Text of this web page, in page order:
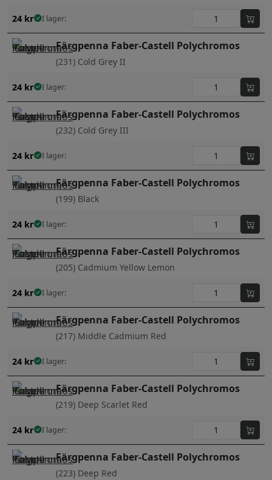
24 kr I lager:
Färgpenna Faber-Castell Polychromos
(231) Cold Grey II
24 kr I lager:
Färgpenna Faber-Castell Polychromos
(232) Cold Grey III
24 kr I lager:
Färgpenna Faber-Castell Polychromos
(199) Black
24 kr I lager:
Färgpenna Faber-Castell Polychromos
(205) Cadmium Yellow Lemon
24 kr I lager:
Färgpenna Faber-Castell Polychromos
(217) Middle Cadmium Red
24 kr I lager:
Färgpenna Faber-Castell Polychromos
(219) Deep Scarlet Red
24 kr I lager:
Färgpenna Faber-Castell Polychromos
(223) Deep Red